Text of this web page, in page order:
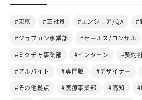
#東京 #正社員 #エンジニア/QA #
#ジョブカン事業部 #セールス/コンサル
#ミクチャ事業部 #インターン #契約
#アルバイト #専門職 #デザイナー
#その他拠点 #医療事業部 #高知